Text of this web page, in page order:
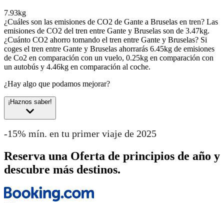
7.93kg
¿Cuáles son las emisiones de CO2 de Gante a Bruselas en tren? Las
emisiones de CO2 del tren entre Gante y Bruselas son de 3.47kg.
¿Cuánto CO2 ahorro tomando el tren entre Gante y Bruselas? Si
coges el tren entre Gante y Bruselas ahorrarás 6.45kg de emisiones
de Co2 en comparación con un vuelo, 0.25kg en comparación con
un autobús y 4.46kg en comparación al coche.
¿Hay algo que podamos mejorar?
¡Haznos saber!
-15% mín. en tu primer viaje de 2025
Reserva una Oferta de principios de año y
descubre más destinos.